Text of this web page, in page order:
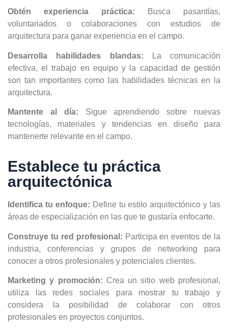
Obtén experiencia práctica: Busca pasantías,
voluntariados o colaboraciones con estudios de
arquitectura para ganar experiencia en el campo.
Desarrolla habilidades blandas: La comunicación
efectiva, el trabajo en equipo y la capacidad de gestión
son tan importantes como las habilidades técnicas en la
arquitectura.
Mantente al día: Sigue aprendiendo sobre nuevas
tecnologías, materiales y tendencias en diseño para
mantenerte relevante en el campo.
Establece tu práctica
arquitectónica
Identifica tu enfoque: Define tu estilo arquitectónico y las
áreas de especialización en las que te gustaría enfocarte.
Construye tu red profesional: Participa en eventos de la
industria, conferencias y grupos de networking para
conocer a otros profesionales y potenciales clientes.
Marketing y promoción: Crea un sitio web profesional,
utiliza las redes sociales para mostrar tu trabajo y
considera la posibilidad de colaborar con otros
profesionales en proyectos conjuntos.